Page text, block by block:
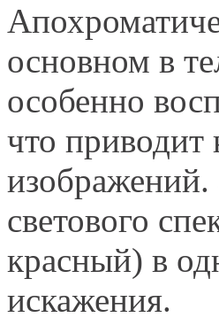
основном в
особенно
что приводит
светового
красный) в
искажения.